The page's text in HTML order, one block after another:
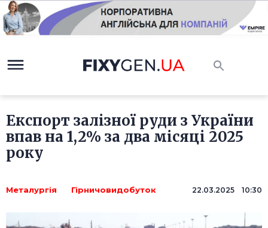
Експорт залізної руди з України
впав на 1,2% за два місяці 2025
року
Металургія Гірничовидобуток 22.03.2025 10:30